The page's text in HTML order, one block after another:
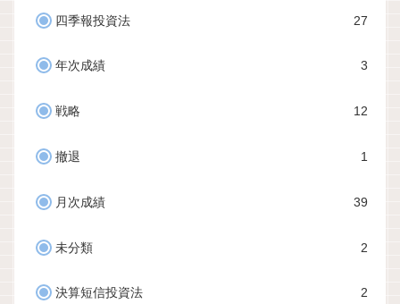
四季報投資法 27
年次成績 3
戦略 12
撤退 1
月次成績 39
未分類 2
決算短信投資法 2